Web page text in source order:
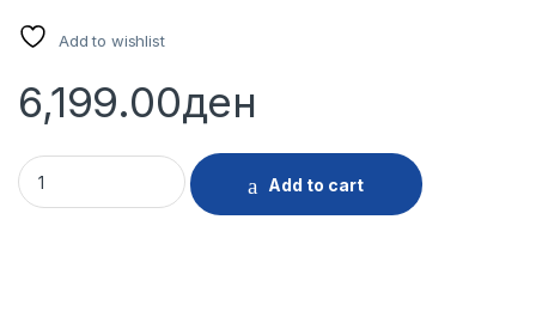
Add to wishlist
6,199.00ден
11218 - VGR.MIJALNIK ARTE 100CM 067600-U-01 quantity
Add to cart